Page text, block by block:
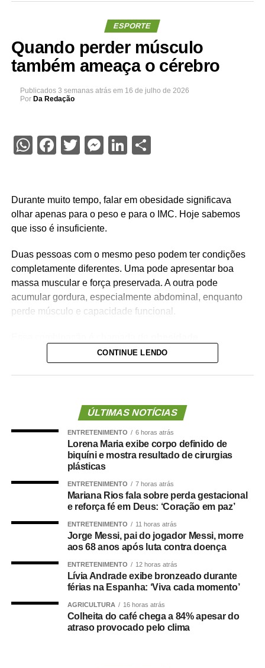
ESPORTE
Quando perder músculo
também ameaça o cérebro
Publicados 3 semanas atrás em 16 de julho de 2026
Por Da Redação
WhatsApp
Facebook
Twitter
Messenger
LinkedIn
Share
Durante muito tempo, falar em obesidade significava
olhar apenas para o peso e para o IMC. Hoje sabemos
que isso é insuficiente.
Duas pessoas com o mesmo peso podem ter condições
completamente diferentes. Uma pode apresentar boa
massa muscular e força preservada. A outra pode
acumular gordura, especialmente abdominal, enquanto
perde músculo e capacidade funcional.
Ela reúne dois problemas importantes: excesso de
muscular. Além de aumentar o risco de fragilidade,
quedas, diabetes e doenças cardiovasculares, novas
evidências mostram que essa condição também pode
estar associada a maior risco de demência.
O que a ciência mostra :
Um grande estudo publicado na revistaClinical
avaliou dados de centenas de milhares de
pessoas e analisou a relação entre composição corporal,
força muscular e desenvolvimento de demência.
Os resultados mostraram que tanto a sarcopenia isolada
quanto a obesidade sarcopênica estavam associadas a
um risco maior de declínio cognitivo. Um dos achados
CONTINUE LENDO
ÚLTIMAS NOTÍCIAS
ENTRETENIMENTO 6 horas atrás
Lorena Maria exibe corpo definido de
biquíni e mostra resultado de cirurgias
plásticas
ENTRETENIMENTO 7 horas atrás
Mariana Rios fala sobre perda gestacional
e reforça fé em Deus: ‘Coração em paz’
ENTRETENIMENTO 11 horas atrás
Jorge Messi, pai do jogador Messi, morre
aos 68 anos após luta contra doença
ENTRETENIMENTO 12 horas atrás
Lívia Andrade exibe bronzeado durante
férias na Espanha: ‘Viva cada momento’
AGRICULTURA 16 horas atrás
Colheita do café chega a 84% apesar do
atraso provocado pelo clima